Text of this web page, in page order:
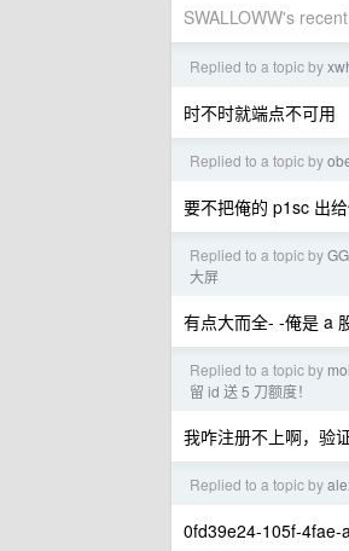
SWALLOWW's
Replied to a topic by
时不时就端点不可用
Replied to a topic by
要不把俺的 p1sc 出
Replied to a topic by
大屏
有点大而全- -俺是 a
Replied to a topic by
留 id 送 5 刀额度！
我咋注册不上啊，验
Replied to a topic by
0fd39e24-105f-4fae-